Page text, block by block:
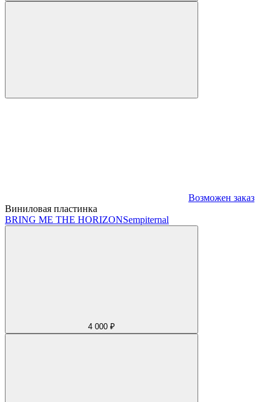
Возможен заказ
Виниловая пластинка
BRING ME THE HORIZONSempiternal
4 000 ₽